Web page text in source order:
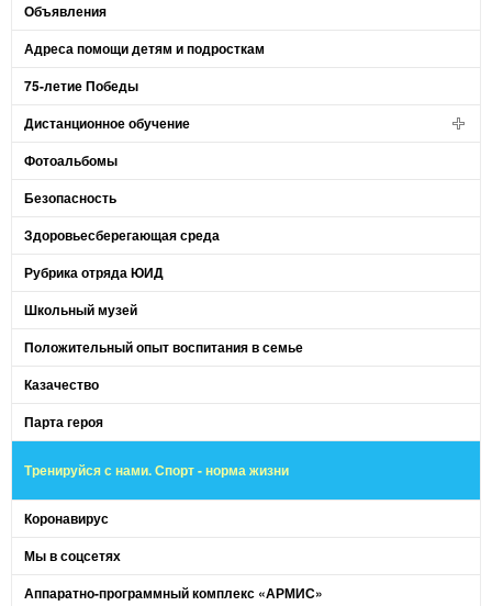
Объявления
Адреса помощи детям и подросткам
75-летие Победы
Дистанционное обучение
Фотоальбомы
Безопасность
Здоровьесберегающая среда
Рубрика отряда ЮИД
Школьный музей
Положительный опыт воспитания в семье
Казачество
Парта героя
Тренируйся с нами. Спорт - норма жизни
Коронавирус
Мы в соцсетях
Аппаратно-программный комплекс «АРМИС»